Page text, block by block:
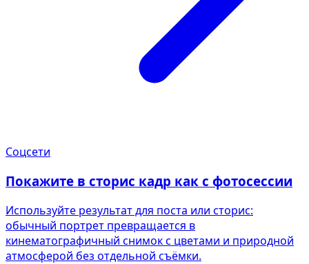
Соцсети
Покажите в сторис кадр как с фотосессии
Используйте результат для поста или сторис:
обычный портрет превращается в
кинематографичный снимок с цветами и природной
атмосферой без отдельной съёмки.